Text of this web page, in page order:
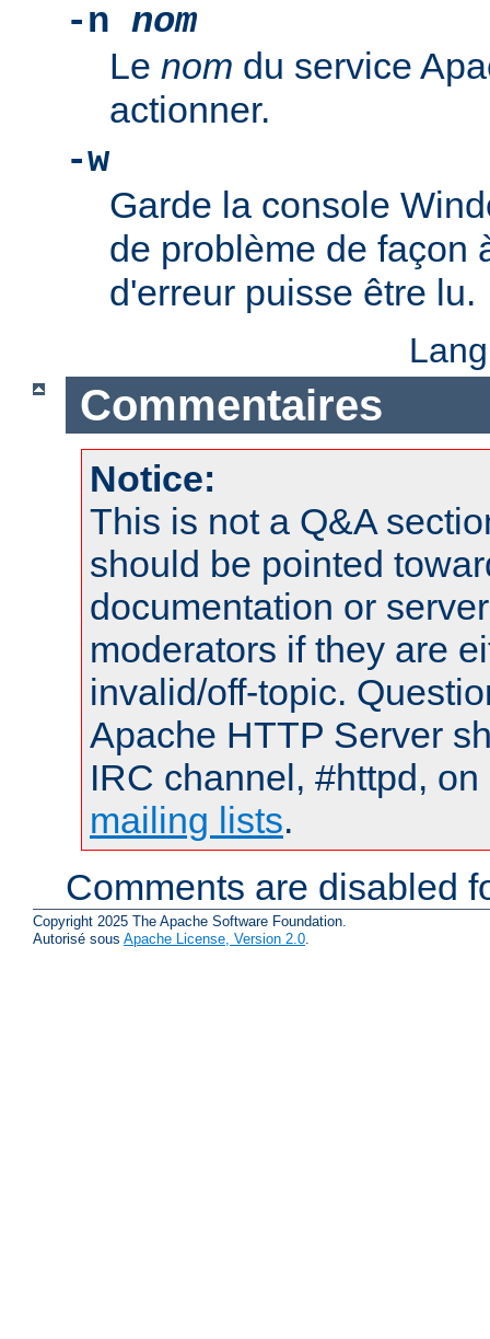
-n nom
Le nom du service
actionner.
-w
Garde la console
de problème de façon
d'erreur puisse être lu.
Commentaires
Notice:
This is not a Q&A
should be pointed
documentation or
moderators if they are
invalid/off-topic.
Apache HTTP Server
IRC channel, #httpd,
mailing lists.
Comments are disabled
Copyright 2025 The Apache Software Foundation.
Autorisé sous Apache License, Version 2.0